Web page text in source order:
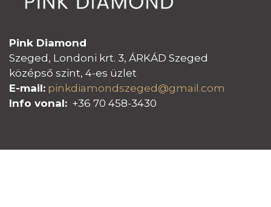
Pink Diamond
Szeged, Londoni krt. 3, ÁRKÁD Szeged
középső szint, 4-es üzlet
E-mail: pinkdiamondszeged@gmail.com
Info vonal: +36 70 458-3430